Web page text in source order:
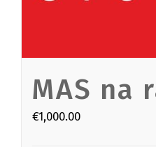
MAS na
€1,000.00